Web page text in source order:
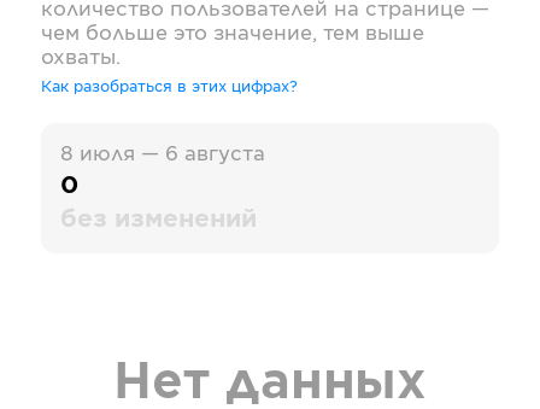
количество пользователей на странице —
чем больше это значение, тем выше
охваты.
Как разобраться в этих цифрах?
8 июля — 6 августа
0
без изменений
Нет данных